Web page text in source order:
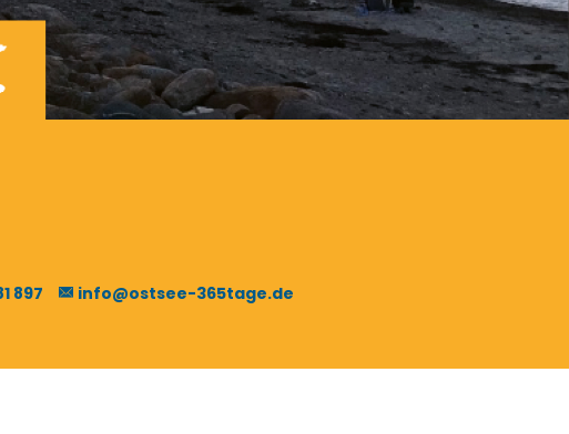
897 info@ostsee-365tage.de